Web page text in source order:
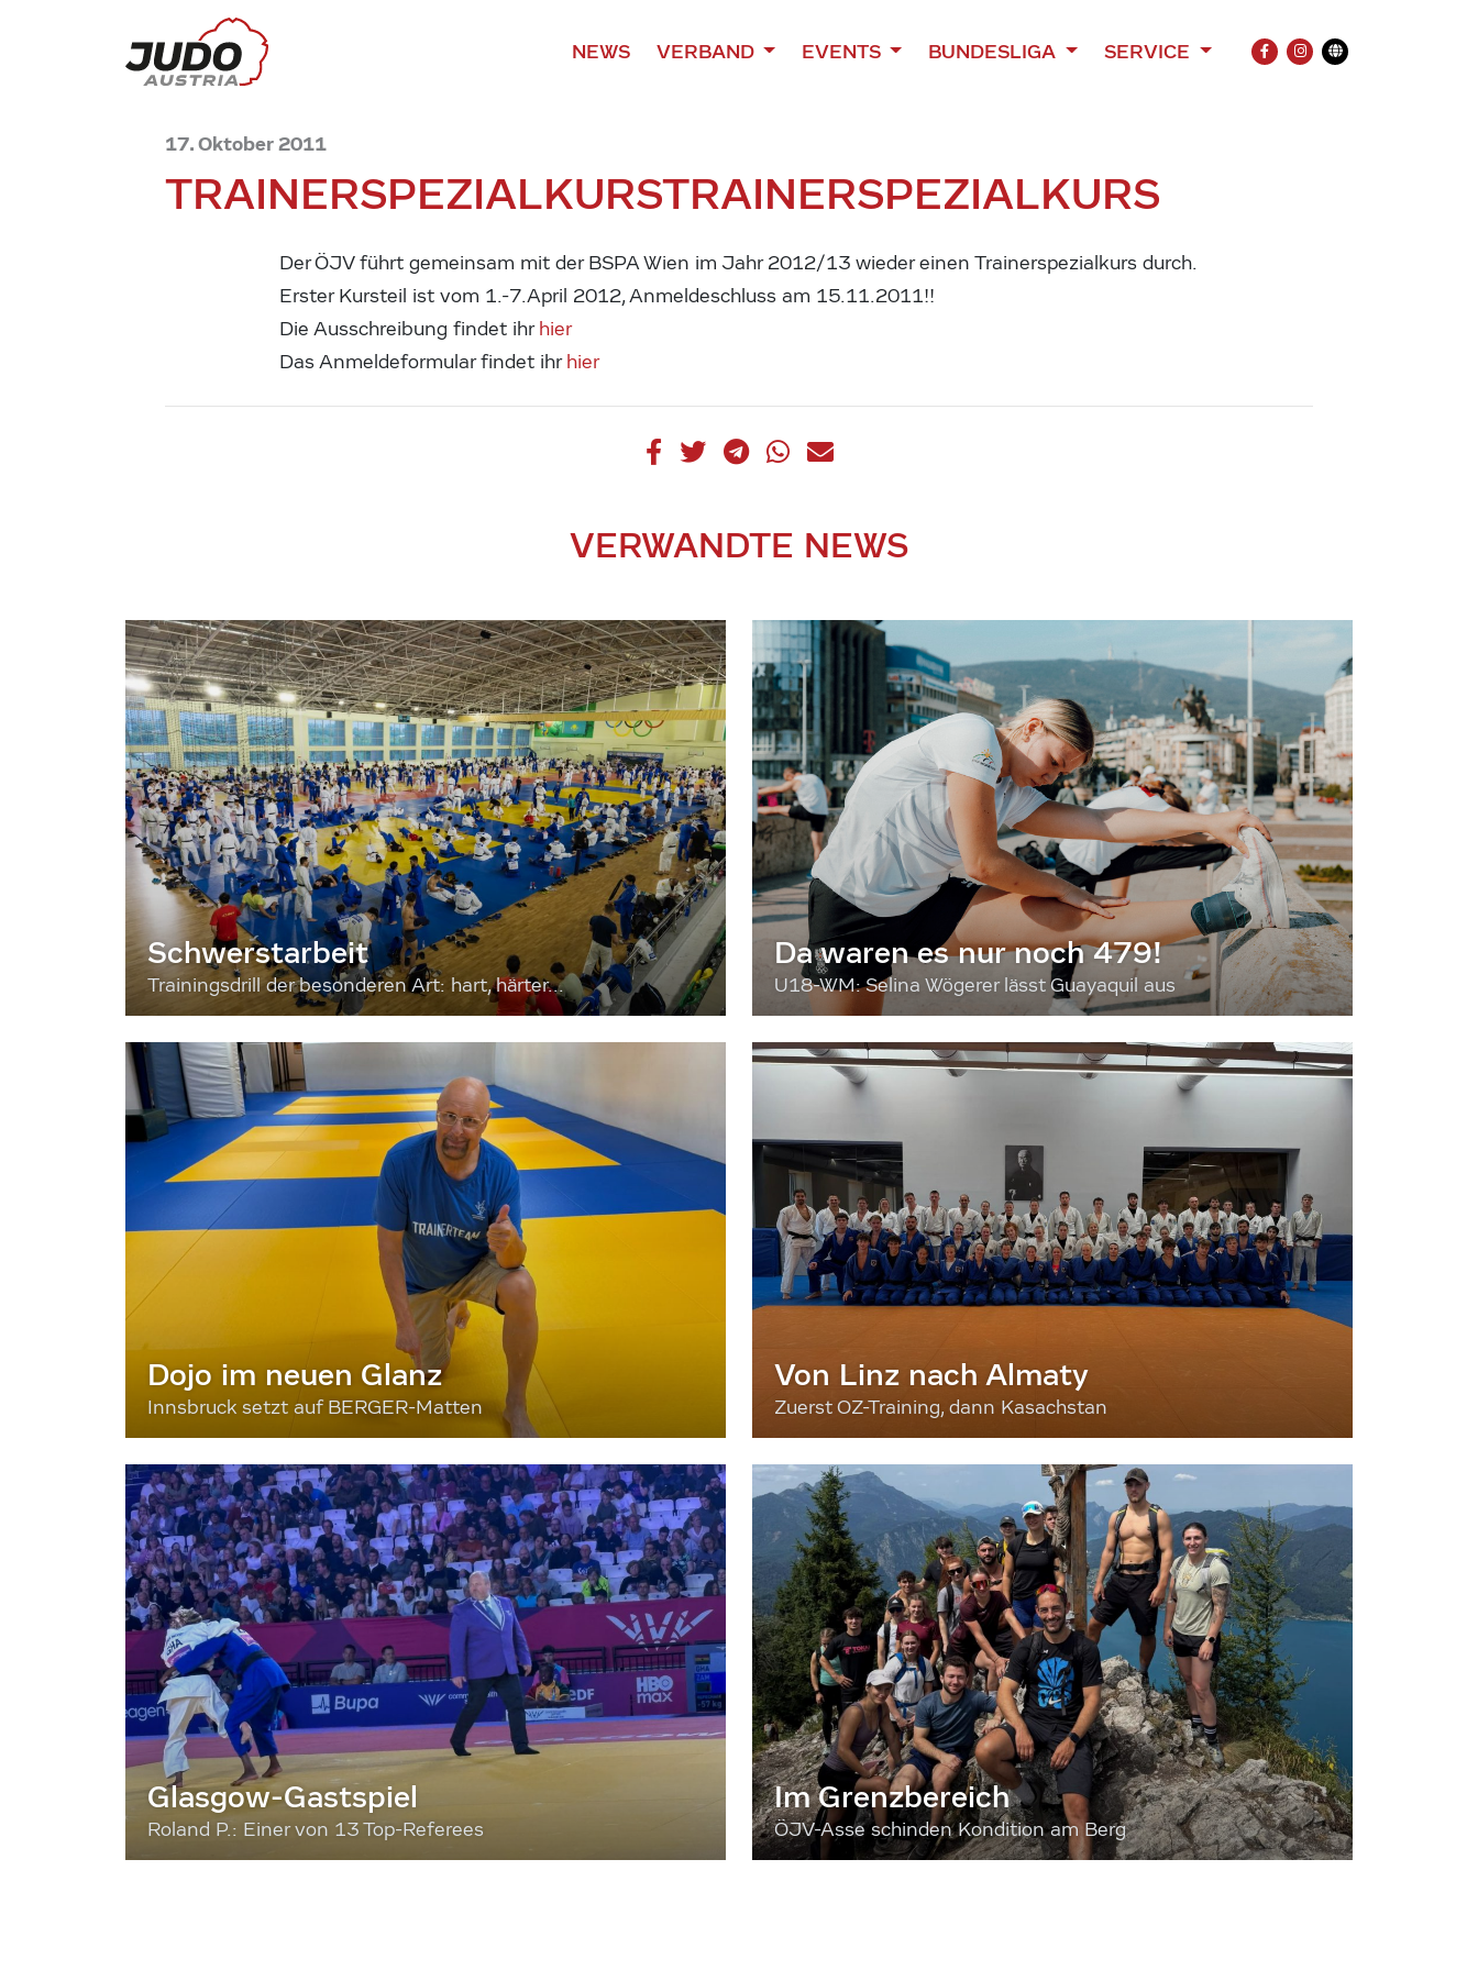
NEWS VERBAND EVENTS BUNDESLIGA SERVICE
FACEBOOK
INSTAGRAM
Übersetzung
17. Oktober 2011
TRAINERSPEZIALKURSTRAINERSPEZIALKURS
Der ÖJV führt gemeinsam mit der BSPA Wien im Jahr 2012/13 wieder einen Trainerspezialkurs durch.
Erster Kursteil ist vom 1.-7.April 2012, Anmeldeschluss am 15.11.2011!!
Die Ausschreibung findet ihr hier
Das Anmeldeformular findet ihr hier
VERWANDTE NEWS
Schwerstarbeit
Trainingsdrill der besonderen Art: hart, härter...
Da waren es nur noch 479!
U18-WM: Selina Wögerer lässt Guayaquil aus
Dojo im neuen Glanz
Innsbruck setzt auf BERGER-Matten
Von Linz nach Almaty
Zuerst OZ-Training, dann Kasachstan
Glasgow-Gastspiel
Roland P.: Einer von 13 Top-Referees
Im Grenzbereich
ÖJV-Asse schinden Kondition am Berg